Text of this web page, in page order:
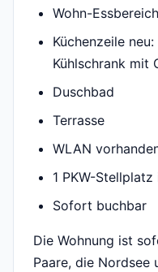
Wohn-
Küchenzeile
Kühlschrank mit
Duschbad
Terrasse
WLAN
1 PKW-
Sofort buchbar
Die Wohnung ist
Paare, die Nordsee